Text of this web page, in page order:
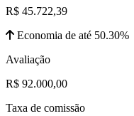
R$ 45.722,39
Economia de até 50.30%
Avaliação
R$ 92.000,00
Taxa de comissão